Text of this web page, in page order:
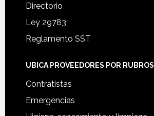
Directorio
Ley 29783
Reglamento SST
UBICA PROVEEDORES POR RUBROS
Contratistas
Emergencias